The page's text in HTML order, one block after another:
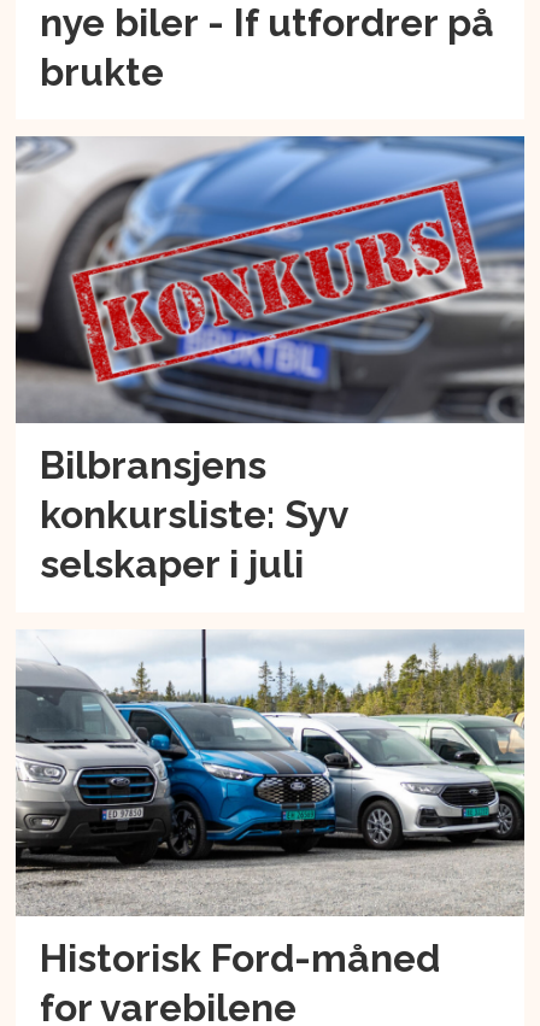
nye biler - If utfordrer på
brukte
Bilbransjens
konkursliste: Syv
selskaper i juli
Historisk Ford-måned
for varebilene